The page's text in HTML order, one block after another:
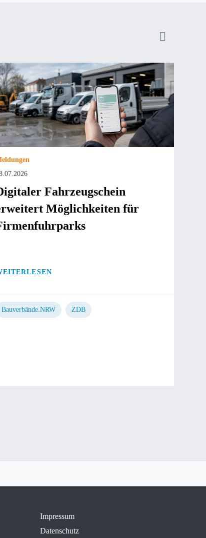
Fahrzeugschein
Möglichkeiten für
Bauverbände.NRW ZDB
Impressum
Datenschutz